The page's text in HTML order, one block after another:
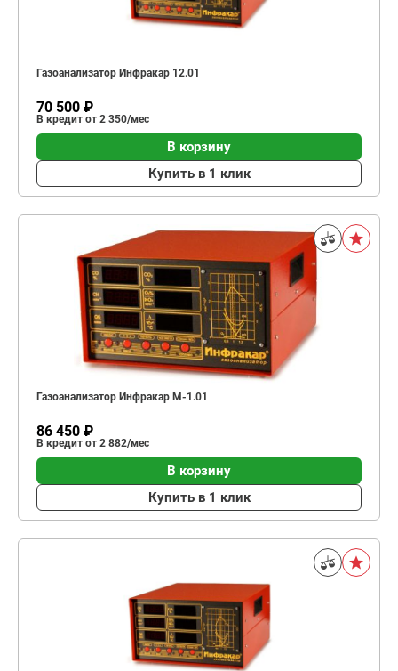
Газоанализатор Инфракар 12.01
70 500 ₽
В кредит от 2 350/мес
В корзину
Купить в 1 клик
Газоанализатор Инфракар М-1.01
86 450 ₽
В кредит от 2 882/мес
В корзину
Купить в 1 клик